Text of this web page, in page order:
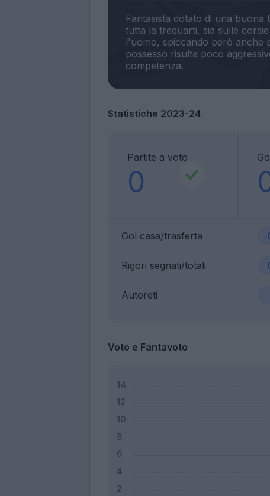
Fantasista dotato di una
tutta la trequarti, sia sulle
l'uomo, spiccando però anche
possesso risulta poco
Statistiche 2023-24
Partite a voto
0
Gol casa/trasferta
Rigori segnati/totali
Autoreti
Voto e Fantavoto